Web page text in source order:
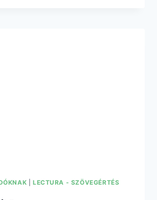
LECTURA - SZÖVEGÉRTÉS